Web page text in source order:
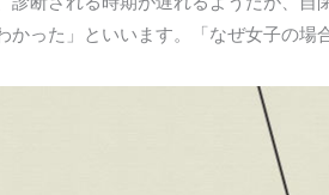
かった」といいます。「なぜ女子の場